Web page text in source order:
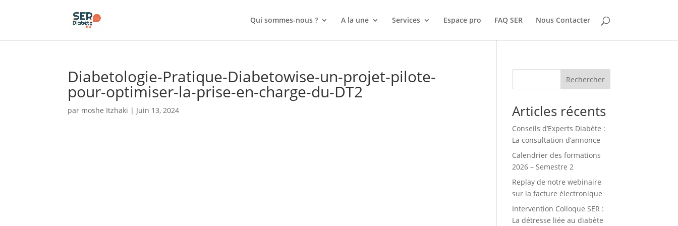
Qui sommes-nous ?
A la une Services Espace pro FAQ SER Nous Contacter
Diabetologie-Pratique-Diabetowise-un-projet-pilote-
pour-optimiser-la-prise-en-charge-du-DT2
par moshe Itzhaki | Juin 13, 2024
Rechercher
Articles récents
Conseils d’Experts Diabète :
La consultation d’annonce
Calendrier des formations
2026 – Semestre 2
Replay de notre webinaire
sur la facture électronique
Intervention Colloque SER :
La détresse liée au diabète